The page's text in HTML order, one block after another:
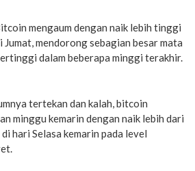
mengaum dengan naik lebih tinggi
mendorong sebagian besar mata
dalam beberapa minggi terakhir.
tertekan dan kalah, bitcoin
minggu kemarin dengan naik lebih dari
hari Selasa kemarin pada level